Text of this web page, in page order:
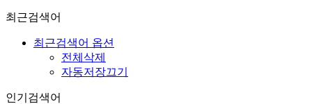
최근검색어
최근검색어 옵션
전체삭제
자동저장끄기
인기검색어